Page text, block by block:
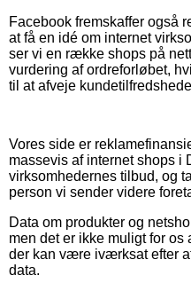
Facebook fremskaffer også
at få en idé om internet
ser vi en række shops på
vurdering af ordreforløbet,
til at afveje
Vores side er
massevis af internet shops i
virksomhedernes tilbud, og
person vi sender videre
Data om produkter og
men det er ikke muligt for
der kan være iværksat efter
data.